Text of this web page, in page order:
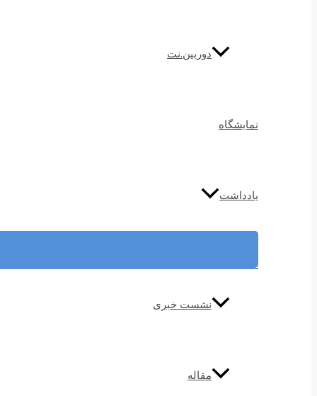
دوربین.نت
نمایشگاه
یادداشت
نشست خبری
مقاله